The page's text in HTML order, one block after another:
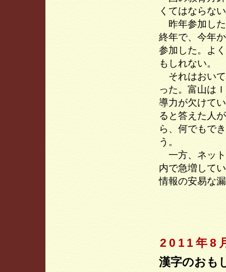
くてはならな
昨年参加した
終年で、今年
参加した。よ
もしれない。
それはおいて
った。富山は
導力が欠けて
ると答えた人
ら、何でもで
う。
一方、ネット
内で急増して
情報の安易な
2011年8
漢字のおも